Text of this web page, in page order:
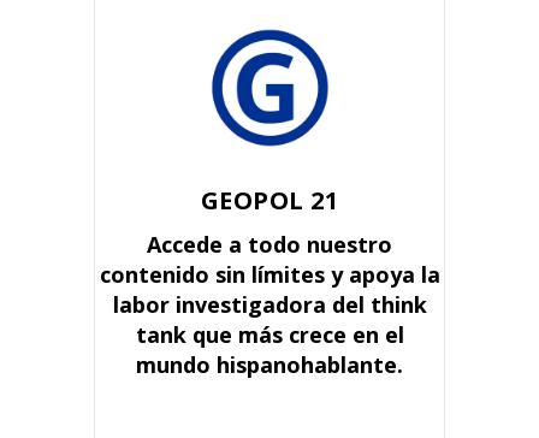
GEOPOL 21
Accede a todo nuestro
contenido sin límites y apoya la
labor investigadora del think
tank que más crece en el
mundo hispanohablante.